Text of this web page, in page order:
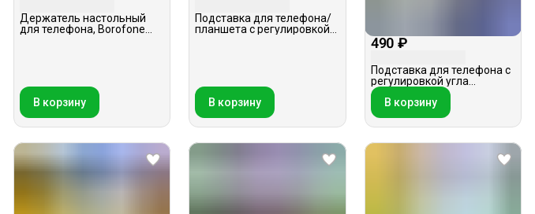
Держатель настольный
для телефона, Borofone
В корзину
Подставка для телефона/
планшета с регулировкой
В корзину
490 ₽
Подставка для телефона с
регулировкой угла
наклона,WALKER WST-51,
фиолетовая
В корзину